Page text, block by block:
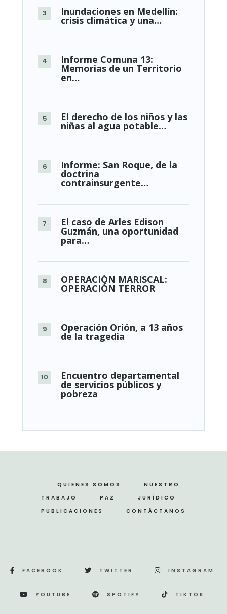
Inundaciones en Medellín:
crisis climática y una…
Informe Comuna 13:
Memorias de un Territorio
en…
El derecho de los niños y las
niñas al agua potable…
Informe: San Roque, de la
doctrina
contrainsurgente…
El caso de Arles Edison
Guzmán, una oportunidad
para…
OPERACIÓN MARISCAL:
OPERACIÓN TERROR
Operación Orión, a 13 años
de la tragedia
Encuentro departamental
de servicios públicos y
pobreza
QUIENES SOMOS
NUESTRO
TRABAJO
PAZ
JURÍDICO
PUBLICACIONES
CONTÁCTANOS
FACEBOOK TWITTER INSTAGRAM
YOUTUBE SPOTIFY TIKTOK